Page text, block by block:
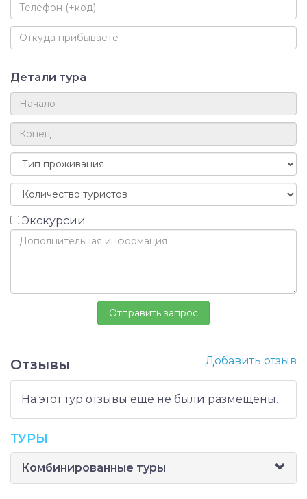
Детали тура
Экскурсии
Отзывы Добавить отзыв
На этот тур отзывы еще не были размещены.
ТУРЫ
Комбинированные туры